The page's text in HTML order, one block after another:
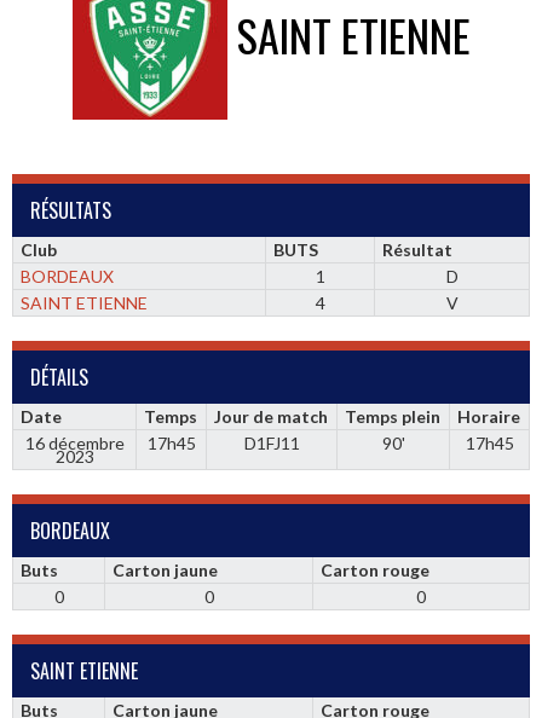
SAINT ETIENNE
RÉSULTATS
Club BUTS
Résultat
BORDEAUX
1
D
SAINT ETIENNE
4 V
DÉTAILS
Date Temps Jour de match Temps plein
Horaire
16 décembre
2023
17h45 D1FJ11 90' 17h45
BORDEAUX
Buts Carton jaune
Carton rouge
0
0 0
SAINT ETIENNE
Buts Carton jaune
Carton rouge